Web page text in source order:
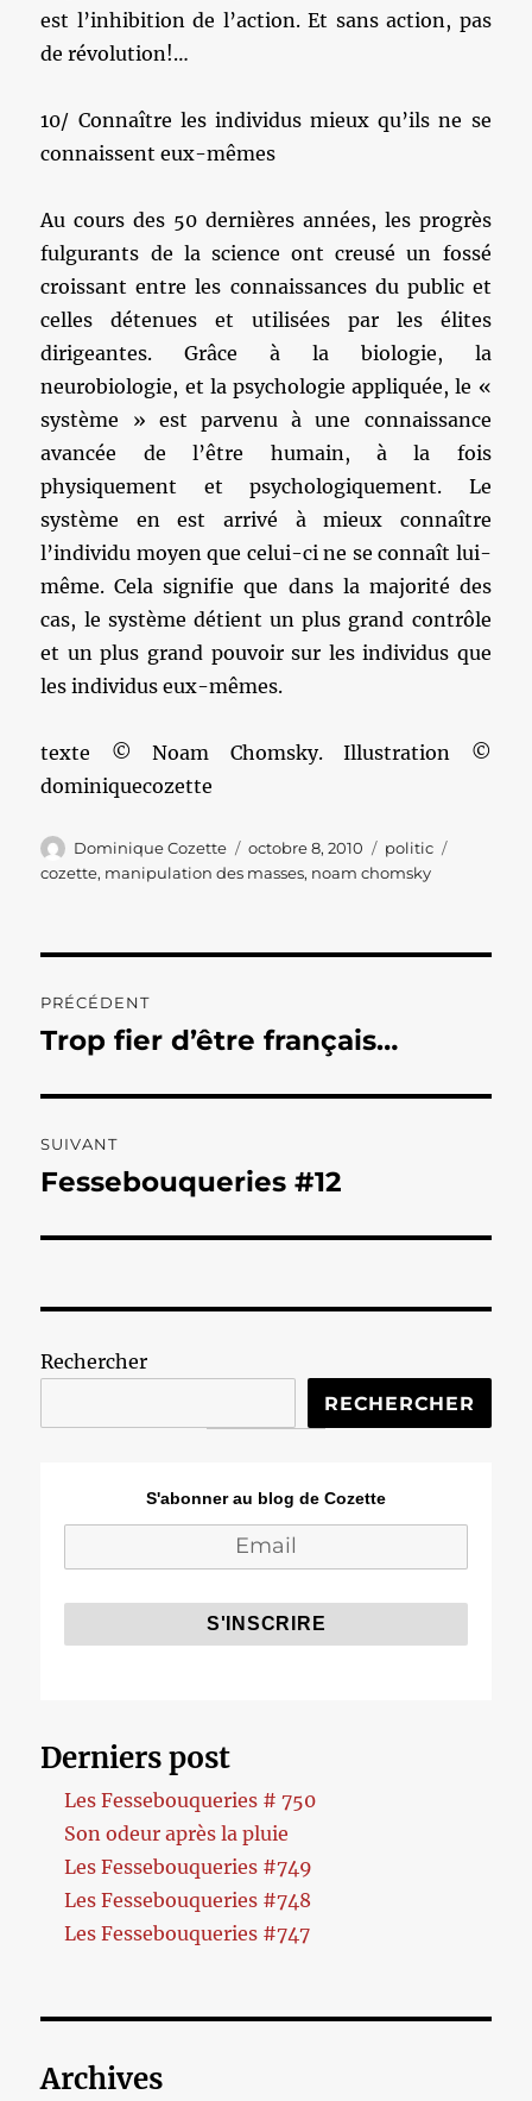
est l’inhibition de l’action. Et sans action, pas
de révolution!…
10/ Connaître les individus mieux qu’ils ne se
connaissent eux-mêmes
Au cours des 50 dernières années, les progrès
fulgurants de la science ont creusé un fossé
croissant entre les connaissances du public et
celles détenues et utilisées par les élites
dirigeantes. Grâce à la biologie, la
neurobiologie, et la psychologie appliquée, le «
système » est parvenu à une connaissance
avancée de l’être humain, à la fois
physiquement et psychologiquement. Le
système en est arrivé à mieux connaître
l’individu moyen que celui-ci ne se connaît lui-
même. Cela signifie que dans la majorité des
cas, le système détient un plus grand contrôle
et un plus grand pouvoir sur les individus que
les individus eux-mêmes.
texte © Noam Chomsky. Illustration ©
dominiquecozette
Auteur
Dominique Cozette
Publié
le
octobre 8, 2010 Catégories
politic
cozette, manipulation des masses, noam chomsky
de
PRÉCÉDENT
Publication
Trop fier d’être français…
SUIVANT
Publication
Fessebouqueries #12
Rechercher
RECHERCHER
S'abonner au blog de Cozette
Derniers post
Les Fessebouqueries # 750
Son odeur après la pluie
Les Fessebouqueries #749
Les Fessebouqueries #748
Les Fessebouqueries #747
Archives